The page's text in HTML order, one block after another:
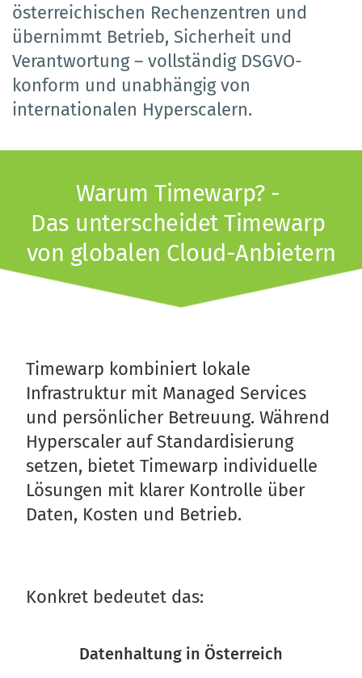
österreichischen Rechenzentren und
übernimmt Betrieb, Sicherheit und
Verantwortung – vollständig DSGVO-
konform und unabhängig von
internationalen Hyperscalern.
Warum Timewarp? -
Das unterscheidet Timewarp
von globalen Cloud-Anbietern
Timewarp kombiniert lokale
Infrastruktur mit Managed Services
und persönlicher Betreuung. Während
Hyperscaler auf Standardisierung
setzen, bietet Timewarp individuelle
Lösungen mit klarer Kontrolle über
Daten, Kosten und Betrieb.
Konkret bedeutet das:
Datenhaltung in Österreich